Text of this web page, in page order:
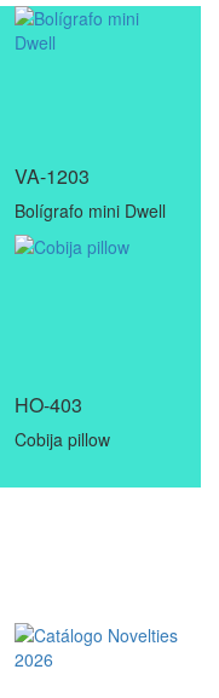
VA-1203
Bolígrafo mini Dwell
HO-403
Cobija pillow